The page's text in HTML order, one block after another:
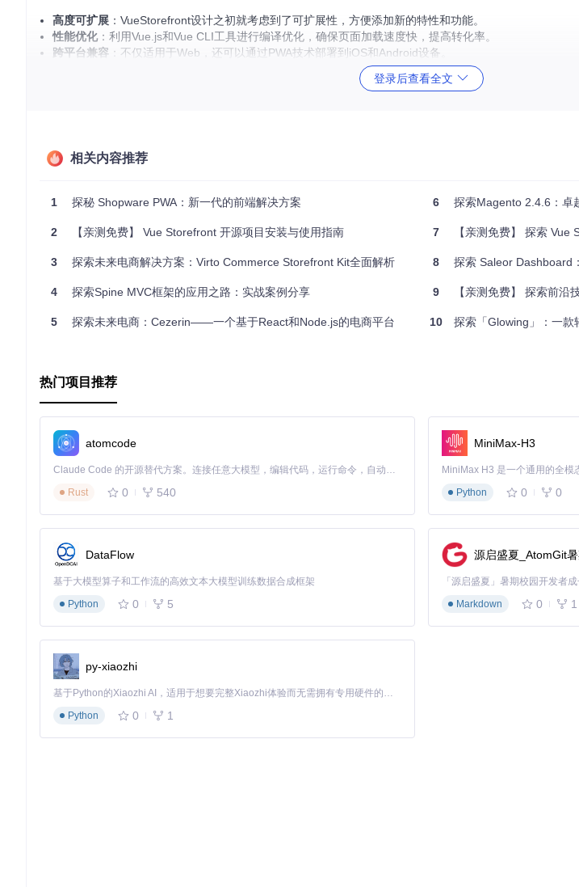
高度可扩展 ：VueStorefront设计之初就考虑到了可扩展性，方便添加新的特性和功能。
性能优化 ：利用Vue.js和Vue CLI工具进行编译优化，确保页面加载速度快，提高转化率。
跨平台兼容 ：不仅适用于Web，还可以通过PWA技术部署到iOS和Android设备。
：拥有庞大的开发者社区，不断推动着项目的发展和问题解决。
：能够与多种后端系统无缝对接，适应不同的业务场景。
登录后查看全文
相关内容推荐
1 探秘 Shopware PWA：新一代的前端解决方案
2 【亲测免费】 Vue Storefront 开源项目安装与使用指南
3 探索未来电商解决方案：Virto Commerce Storefront Kit全面解析
4 探索Spine MVC框架的应用之路：实战案例分享
5 探索未来电商：Cezerin——一个基于React和Node.js的电商平台
6 探索Magento 2.4.6：卓
7 【亲测免费】 探索 Vue
8 探索 Saleor Dashboard
9 【亲测免费】 探索前沿技
10 探索「Glowing」：一款
热门项目推荐
atomcode
Claude Code 的开源替代方案。连接任意大模型，编辑代码，运行命令，自动验证 — 全自动执行。用 Rust 构建，极致性能。 ｜ An open-source alternative to Claude Code. Connect any LLM, edit code, run commands, and verify changes — autonomously. Built in Rust for speed. Get Started
Rust
0 540
MiniMax-H3
Python
0 0
DataFlow
基于大模型算子和工作流的高效文本大模型训练数据合成框架
Python
0 5
源启盛夏_AtomGit
Markdown
0 1
py-xiaozhi
基于Python的Xiaozhi AI，适用于想要完整Xiaozhi体验而无需拥有专用硬件的用户。
Python
0 1